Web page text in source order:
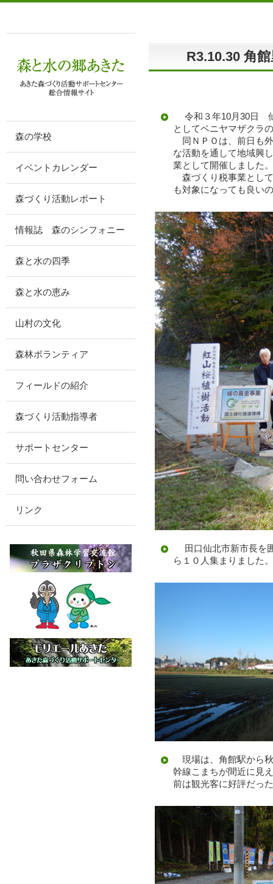
森の学校
イベントカレンダー
森づくり活動レポート
情報誌 森のシンフォニー
森と水の四季
森と水の恵み
山村の文化
森林ボランティア
フィールドの紹介
森づくり活動指導者
サポートセンター
問い合わせフォーム
リンク
R3.10.30 角
令和３年10月30日 仙
としてベニヤマザクラ
同ＮＰＯは、前日も
な活動を通して地域興
業として開催しました。
森づくり税事業とし
も対象になっても良い
田口仙北市新市長を
ら１０人集まりました。
現場は、角館駅から
幹線こまちが間近に見
前は観光客に好評だっ